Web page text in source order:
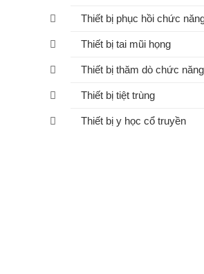
Thiết bị phục hồi chức
Thiết bị tai mũi họng
Thiết bị thăm dò chức năng
Thiết bị tiệt trùng
Thiết bị y học cổ truyền